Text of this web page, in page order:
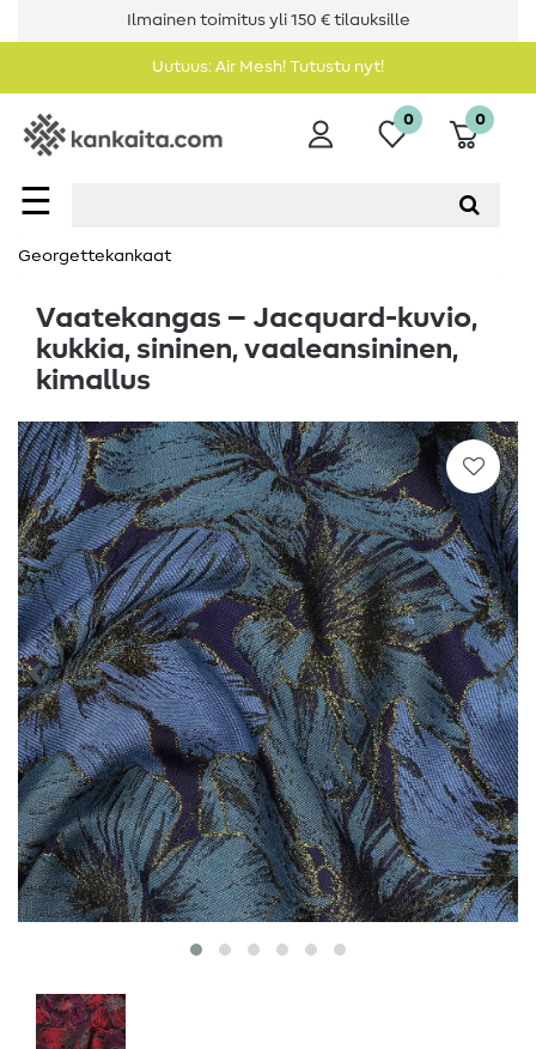
Ilmainen toimitus yli 150 € tilauksille
Uutuus: Air Mesh! Tutustu nyt!
☰
0 0
Georgettekankaat
Vaatekangas – Jacquard-kuvio,
kukkia, sininen, vaaleansininen,
kimallus